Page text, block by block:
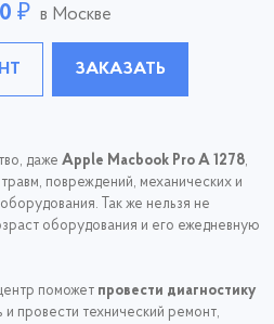
₽ в Москве
ЗАКАЗАТЬ
даже Apple Macbook Pro A 1278,
повреждений, механических и
Так же нельзя не
оборудования и его ежедневную
поможет провести диагностику
и провести технический ремонт,